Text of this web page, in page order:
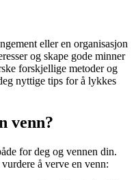
eller en organisasjon
og skape gode minner
forskjellige metoder og
nyttige tips for å lykkes
venn?
for deg og vennen din.
å verve en venn: